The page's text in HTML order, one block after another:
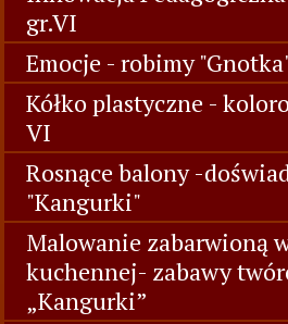
gr.VI
Emocje - robimy
Kółko plastyczne -
VI
Rosnące balony -
"Kangurki"
Malowanie zabarwioną
kuchennej- zabawy
„Kangurki”